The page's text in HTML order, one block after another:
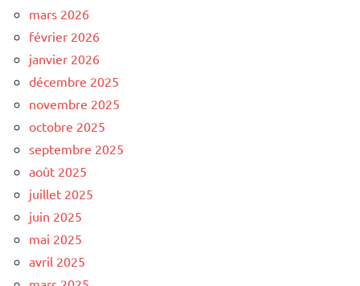
mars 2026
février 2026
janvier 2026
décembre 2025
novembre 2025
octobre 2025
septembre 2025
août 2025
juillet 2025
juin 2025
mai 2025
avril 2025